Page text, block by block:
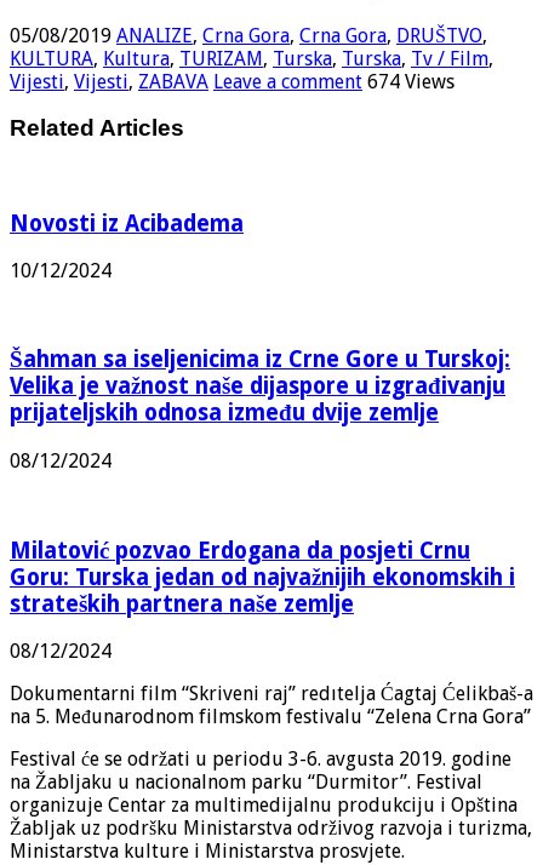
05/08/2019 ANALIZE, Crna Gora, Crna Gora, DRUŠTVO,
KULTURA, Kultura, TURIZAM, Turska, Turska, Tv / Film,
Vijesti, Vijesti, ZABAVA Leave a comment 674 Views
Related Articles
Novosti iz Acibadema
10/12/2024
Šahman sa iseljenicima iz Crne Gore u Turskoj:
Velika je važnost naše dijaspore u izgrađivanju
prijateljskih odnosa između dvije zemlje
08/12/2024
Milatović pozvao Erdogana da posjeti Crnu
Goru: Turska jedan od najvažnijih ekonomskih i
strateških partnera naše zemlje
08/12/2024
Dokumentarni film “Skriveni raj” redıtelja Ćagtaj Ćelikbaš-a
na 5. Međunarodnom filmskom festivalu “Zelena Crna Gora”
Festival će se održati u periodu 3-6. avgusta 2019. godine
na Žabljaku u nacionalnom parku “Durmitor”. Festival
organizuje Centar za multimedijalnu produkciju i Opština
Žabljak uz podršku Ministarstva održivog razvoja i turizma,
Ministarstva kulture i Ministarstva prosvjete.